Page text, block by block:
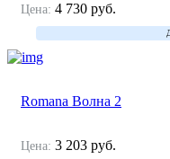
Цена: 4 730 руб.
Romana Волна 2
Цена: 3 203 руб.